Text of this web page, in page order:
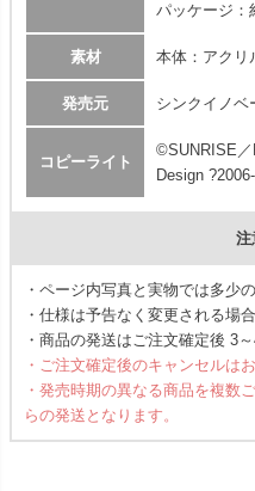
パッケージ：
素材 本体：アクリ
発売元 シンクイノベ
コピーライト
©SUNRISE
Design
注
・ページ内写真と実物では多少
・仕様は予告なく変更される場
・商品の発送はご注文確定後 3
・ご注文確定後のキャンセルは
・発売時期の異なる商品を複数
らの発送となります。